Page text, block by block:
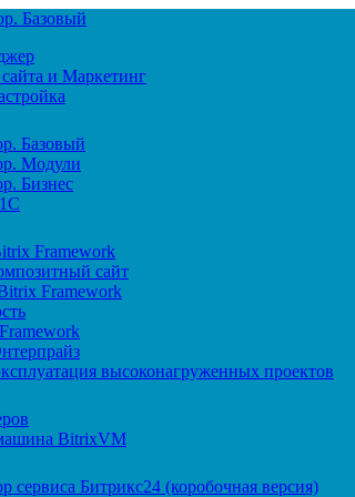
Базовый
и Маркетинг
Базовый
Модули
Бизнес
Framework
сайт
Framework
высоконагруженных проектов
BitrixVM
сервиса Битрикс24 (коробочная версия)